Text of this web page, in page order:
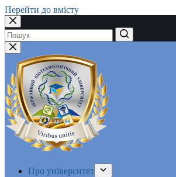
Перейти до вмісту
Немає
результатів
Про університет